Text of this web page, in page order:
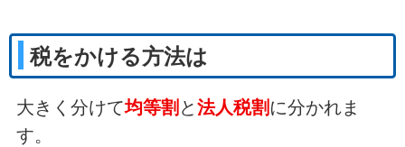
税をかける方法は
大きく分けて均等割 と法人税割 に分かれま
す。